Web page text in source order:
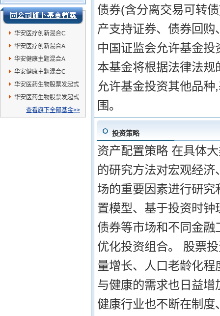
华安医疗创新混合C
华安医疗创新混合A
华安健康主题混合A
华安健康主题混合C
华安医药生物股票发起式
A
华安医药生物股票发起式
查看旗下全部基金>>
债券(含分离交易可转
产支持证券、债券回
中国证监会允许基金
本基金将根据法律法
允许基金投资其他品
围。
投资策略
资产配置策略 在具体
的研究方法对宏观经
场的重要因素进行研
置模型、基于投资时
债券等市场和不同金
优化投资组合。 股票
量增长、人口老龄化
与健康的需求也日益
健康行业也不断在制